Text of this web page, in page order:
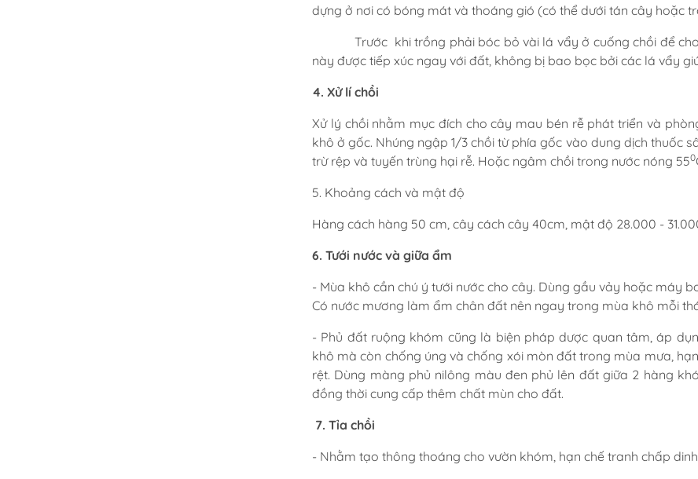
dựng ở nơi có bóng mát và thoáng gió (có thể dưới tán cây hoặc
Trước khi trồng phải bóc bỏ vài lá vẩy ở cuống chồi để cho
này được tiếp xúc ngay với đất, không bị bao bọc bởi các lá vẩy
4. Xử lí chồi
Xử lý chồi nhằm mục đích cho cây mau bén rễ phát triển và
khô ở gốc. Nhúng ngập 1/3 chồi từ phía gốc vào dung dịch thuốc
trừ rệp và tuyến trùng hại rễ. Hoặc ngâm chồi trong nước nóng 550
5. Khoảng cách và mật độ
Hàng cách hàng 50 cm, cây cách cây 40cm, mật độ 28.000 -
6. Tưới nước và giữa ẩm
- Mùa khô cần chú ý tưới nước cho cây. Dùng gầu vảy hoặc máy
Có nước mương làm ẩm chân đất nên ngay trong mùa khô mỗi
- Phủ đất ruộng khóm cũng là biện pháp dược quan tâm, áp
khô mà còn chống úng và chống xói mòn đất trong mùa mưa,
rệt. Dùng màng phủ nilông màu đen phủ lên đất giữa 2 hàng
đồng thời cung cấp thêm chất mùn cho đất.
7. Tỉa chồi
- Nhằm tạo thông thoáng cho vườn khóm, hạn chế tranh chấp